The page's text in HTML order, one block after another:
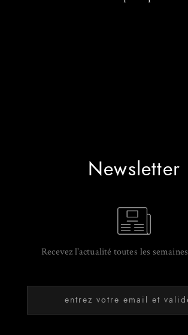
Newsletter
Recevez l'actualité toutes les